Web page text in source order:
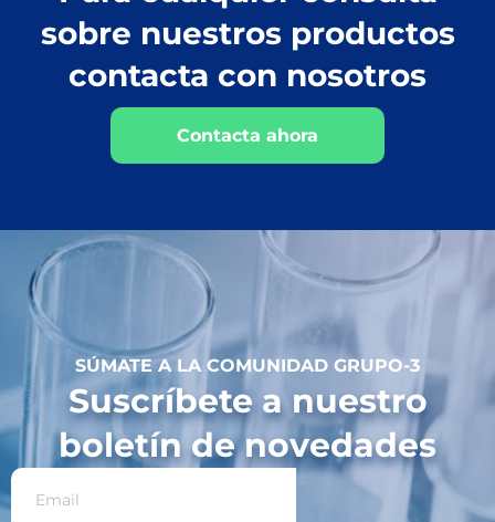
INDUSTRIA
Productos químicos
QUANTOFIX 91337RM QUAT